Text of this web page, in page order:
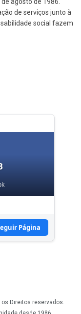
agosto de 1986.
de serviços junto à
social fazem
Página
Direitos reservados.